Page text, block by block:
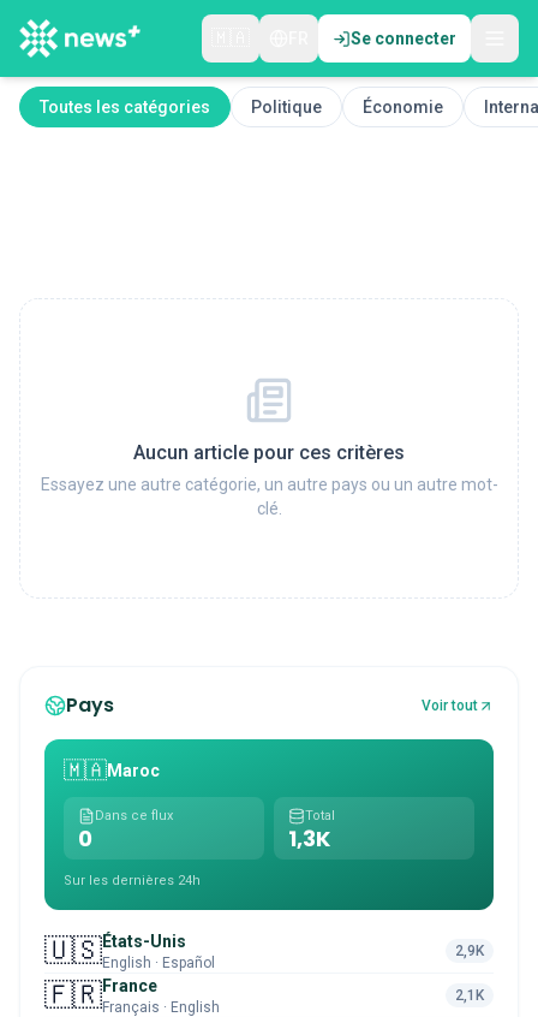
Se connecter
Toutes les catégories Politique Économie
Aucun article pour ces critères
Essayez une autre catégorie, un autre pays ou un autre mot-
clé.
Pays Voir tout
🇲🇦Maroc
Dans ce flux
0
Total
1,3K
Sur les dernières 24h
🇺🇸États-Unis
English · Español
2,9K
🇫🇷France
Français · English
2,1K